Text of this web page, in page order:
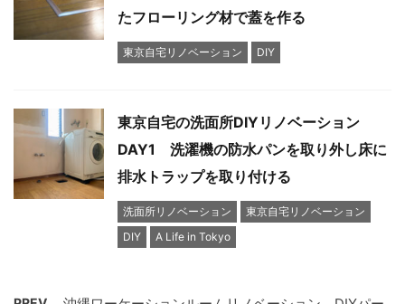
たフローリング材で蓋を作る
東京自宅リノベーション DIY
東京自宅の洗面所DIYリノベーション
DAY1 洗濯機の防水パンを取り外し床に
排水トラップを取り付ける
洗面所リノベーション
東京自宅リノベーション
DIY
A Life in Tokyo